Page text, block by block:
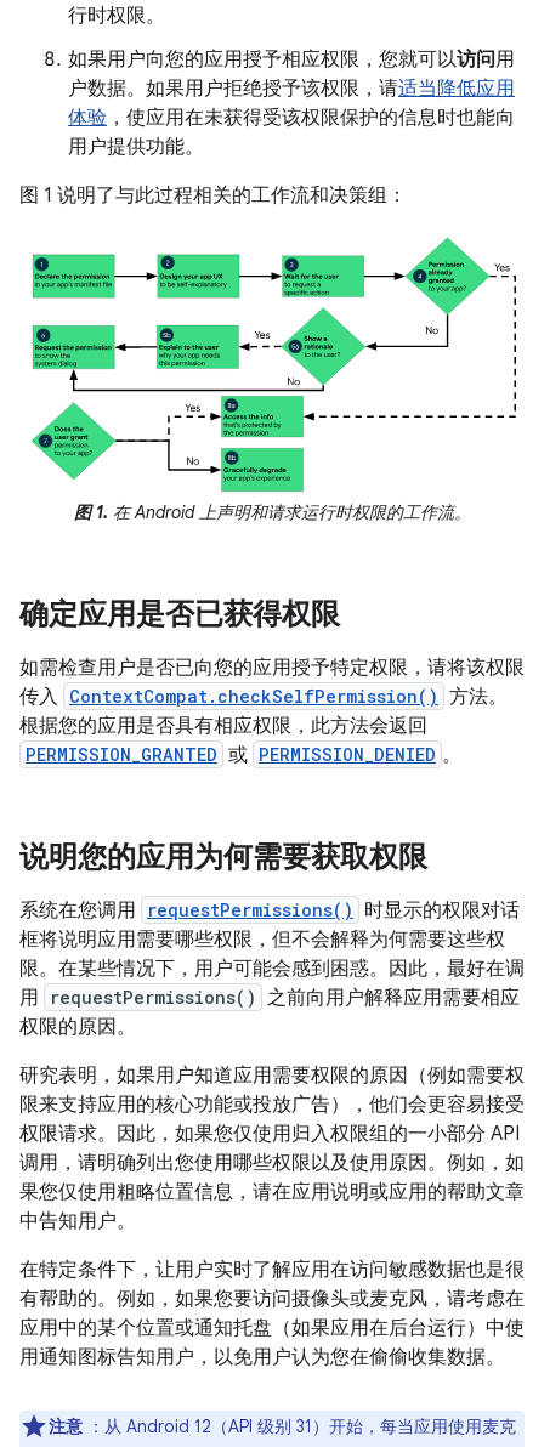
行时权限。
如果用户向您的应用授予相应权限，您就可以访问用
户数据。如果用户拒绝授予该权限，请适当降低应用
体验 ，使应用在未获得受该权限保护的信息时也能向
用户提供功能。
图 1 说明了与此过程相关的工作流和决策组：
图 1. 在 Android 上声明和请求运行时权限的工作流。
确定应用是否已获得权限
如需检查用户是否已向您的应用授予特定权限，请将该权限
传入 ContextCompat.checkSelfPermission() 方法。
根据您的应用是否具有相应权限，此方法会返回
PERMISSION_GRANTED 或 PERMISSION_DENIED 。
说明您的应用为何需要获取权限
系统在您调用 requestPermissions()
时显示的权限对话
框将说明应用需要哪些权限，但不会解释为何需要这些权
限。在某些情况下，用户可能会感到困惑。因此，最好在调
用
requestPermissions() 之前向用户解释应用需要相应
权限的原因。
研究表明，如果用户知道应用需要权限的原因（例如需要权
限来支持应用的核心功能或投放广告），他们会更容易接受
权限请求。因此，如果您仅使用归入权限组的一小部分 API
调用，请明确列出您使用哪些权限以及使用原因。例如，如
果您仅使用粗略位置信息，请在应用说明或应用的帮助文章
中告知用户。
在特定条件下，让用户实时了解应用在访问敏感数据也是很
有帮助的。例如，如果您要访问摄像头或麦克风，请考虑在
应用中的某个位置或通知托盘（如果应用在后台运行）中使
用通知图标告知用户，以免用户认为您在偷偷收集数据。
注意 ：从 Android 12（API 级别 31）开始，每当应用使用麦克